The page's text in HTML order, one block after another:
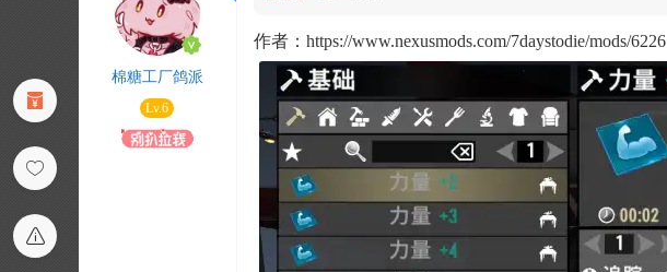
棉糖工厂鸽派
Lv.6
作者：https://www.nexusmods.com/7daystodie/mods/6226